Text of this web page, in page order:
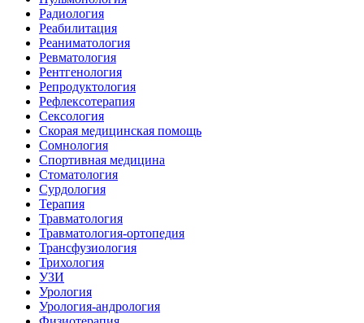
Радиология
Реабилитация
Реаниматология
Ревматология
Рентгенология
Репродуктология
Рефлексотерапия
Сексология
Скорая медицинская помощь
Сомнология
Спортивная медицина
Стоматология
Сурдология
Терапия
Травматология
Травматология-ортопедия
Трансфузиология
Трихология
УЗИ
Урология
Урология-андрология